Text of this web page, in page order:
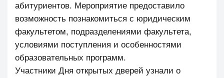
абитуриентов. Мероприятие предоставило
возможность познакомиться с юридическим
факультетом, подразделениями факультета,
условиями поступления и особенностями
образовательных программ.
Участники Дня открытых дверей узнали о